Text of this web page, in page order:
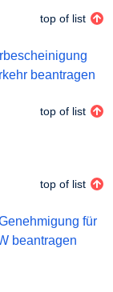
top of list
beantragen
top of list
top of list
für
beantragen